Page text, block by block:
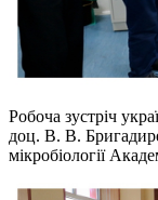
Робоча зустріч
доц. В. В.
мікробіології